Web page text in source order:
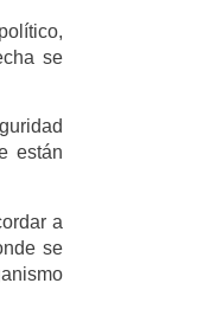
se
están
a
se